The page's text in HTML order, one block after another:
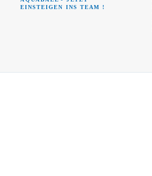
EINSTEIGEN INS TEAM !